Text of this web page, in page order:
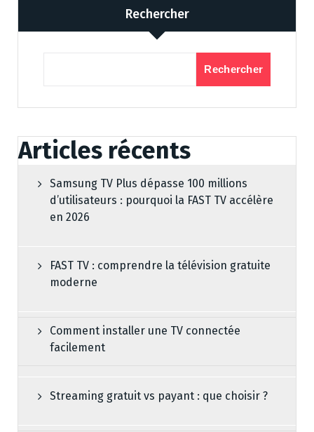
Rechercher
Rechercher
Articles récents
Samsung TV Plus dépasse 100 millions
d’utilisateurs : pourquoi la FAST TV accélère
en 2026
FAST TV : comprendre la télévision gratuite
moderne
Comment installer une TV connectée
facilement
Streaming gratuit vs payant : que choisir ?